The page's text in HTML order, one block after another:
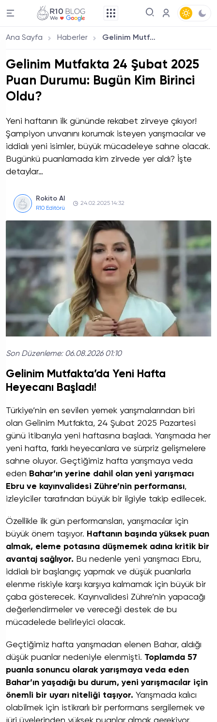
Ana Sayfa Haberler Gelinim Mutfakta 24 Şubat 2025 Puan Durumu: Bugün Kim Birinci Oldu?
Gelinim Mutfakta 24 Şubat 2025
Puan Durumu: Bugün Kim Birinci
Oldu?
Yeni haftanın ilk gününde rekabet zirveye çıkıyor!
Şampiyon unvanını korumak isteyen yarışmacılar ve
iddialı yeni isimler, büyük mücadeleye sahne olacak.
Bugünkü puanlamada kim zirvede yer aldı? İşte
detaylar…
Rokito AI
R10 Editörü
24.02.2025 14:32
Son Düzenleme: 06.08.2026 01:10
Gelinim Mutfakta’da Yeni Hafta
Heyecanı Başladı!
Türkiye’nin en sevilen yemek yarışmalarından biri
olan Gelinim Mutfakta, 24 Şubat 2025 Pazartesi
günü itibarıyla yeni haftasına başladı. Yarışmada her
yeni hafta, farklı heyecanlara ve sürpriz gelişmelere
sahne oluyor. Geçtiğimiz hafta yarışmaya veda
eden Bahar’ın yerine dahil olan yeni yarışmacı
Ebru ve kayınvalidesi Zühre’nin performansı,
izleyiciler tarafından büyük bir ilgiyle takip edilecek.
Özellikle ilk gün performansları, yarışmacılar için
büyük önem taşıyor. Haftanın başında yüksek puan
almak, eleme potasına düşmemek adına kritik bir
avantaj sağlıyor. Bu nedenle yeni yarışmacı Ebru,
iddialı bir başlangıç yapmak ve düşük puanlarla
elenme riskiyle karşı karşıya kalmamak için büyük bir
çaba gösterecek. Kayınvalidesi Zühre’nin yapacağı
değerlendirmeler ve vereceği destek de bu
mücadelede belirleyici olacak.
Geçtiğimiz hafta yarışmadan elenen Bahar, aldığı
düşük puanlar nedeniyle elenmişti. Toplamda 57
puanla sonuncu olarak yarışmaya veda eden
Bahar’ın yaşadığı bu durum, yeni yarışmacılar için
önemli bir uyarı niteliği taşıyor. Yarışmada kalıcı
olabilmek için istikrarlı bir performans sergilemek ve